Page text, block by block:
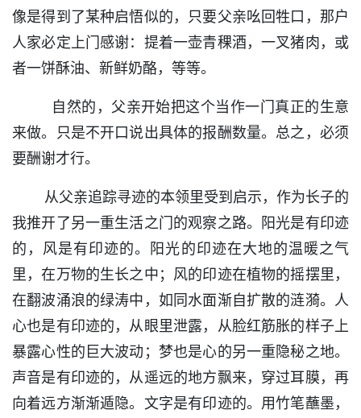
像是得到了某种启悟似的，只要父亲吆回牲口，那户
人家必定上门感谢：提着一壶青稞酒，一叉猪肉，或
者一饼酥油、新鲜奶酪，等等。
自然的，父亲开始把这个当作一门真正的生意
来做。只是不开口说出具体的报酬数量。总之，必须
要酬谢才行。
从父亲追踪寻迹的本领里受到启示，作为长子的
我推开了另一重生活之门的观察之路。阳光是有印迹
的，风是有印迹的。阳光的印迹在大地的温暖之气
里，在万物的生长之中；风的印迹在植物的摇摆里，
在翻波涌浪的绿涛中，如同水面渐自扩散的涟漪。人
心也是有印迹的，从眼里泄露，从脸红筋胀的样子上
暴露心性的巨大波动；梦也是心的另一重隐秘之地。
声音是有印迹的，从遥远的地方飘来，穿过耳膜，再
向着远方渐渐遁隐。文字是有印迹的。用竹笔蘸墨，